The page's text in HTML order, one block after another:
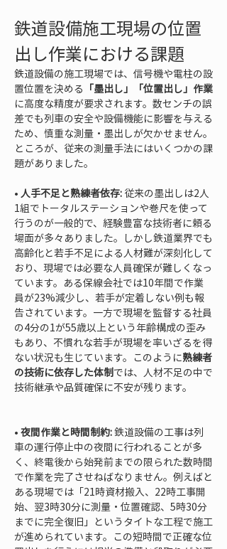
鉄道設備施工現場の位置
出し作業における課題
鉄道設備の施工現場では、信号機や電柱の設
置位置を決める 「墨出し」「位置出し」作業
に高度な精度が要求されます。数センチの誤
差でも列車の安全や設備機能に影響を与える
ため、慎重な測量・墨出しが欠かせません。
ところが、従来の測量手法にはいくつかの課
題がありました。
• 人手不足と熟練者依存: 従来の墨出しは2人
1組でトータルステーションや巻尺を使って
行うのが一般的で、経験豊富な技術者に頼る
場面が多々ありました。しかし鉄道業界でも
高齢化と若手不足による人材難が深刻化して
おり、現場では必要な人員確保が難しくなっ
ています。ある保線会社では10年間で作業
員が23%減少し、若手が定着しない例も報
告されています。一方で現場を監督する社員
の4分の1が55歳以上という年齢構成の歪み
もあり、不慣れな若手が現場を率いざるを得
ない状況も生じています。このように熟練者
の技術に依存した体制では、人材不足の中で
技術継承や品質確保に不安が残ります。
• 夜間作業と時間制約: 鉄道設備の工事は列
車の運行停止中の夜間に行われることが多
く、終電後から始発前までの限られた数時間
で作業を完了させねばなりません。例えばと
ある現場では「21時資材搬入、22時工事開
始、翌3時30分に測量・位置確認、5時30分
までに完全復旧」というタイトな工程で施工
が進められています。この短時間で正確な位